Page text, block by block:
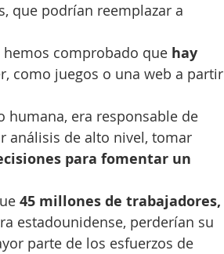
que podrían reemplazar a
hemos comprobado que hay
como juegos o una web a partir
humana, era responsable de
análisis de alto nivel, tomar
para fomentar un
45 millones de trabajadores,
estadounidense, perderían su
parte de los esfuerzos de